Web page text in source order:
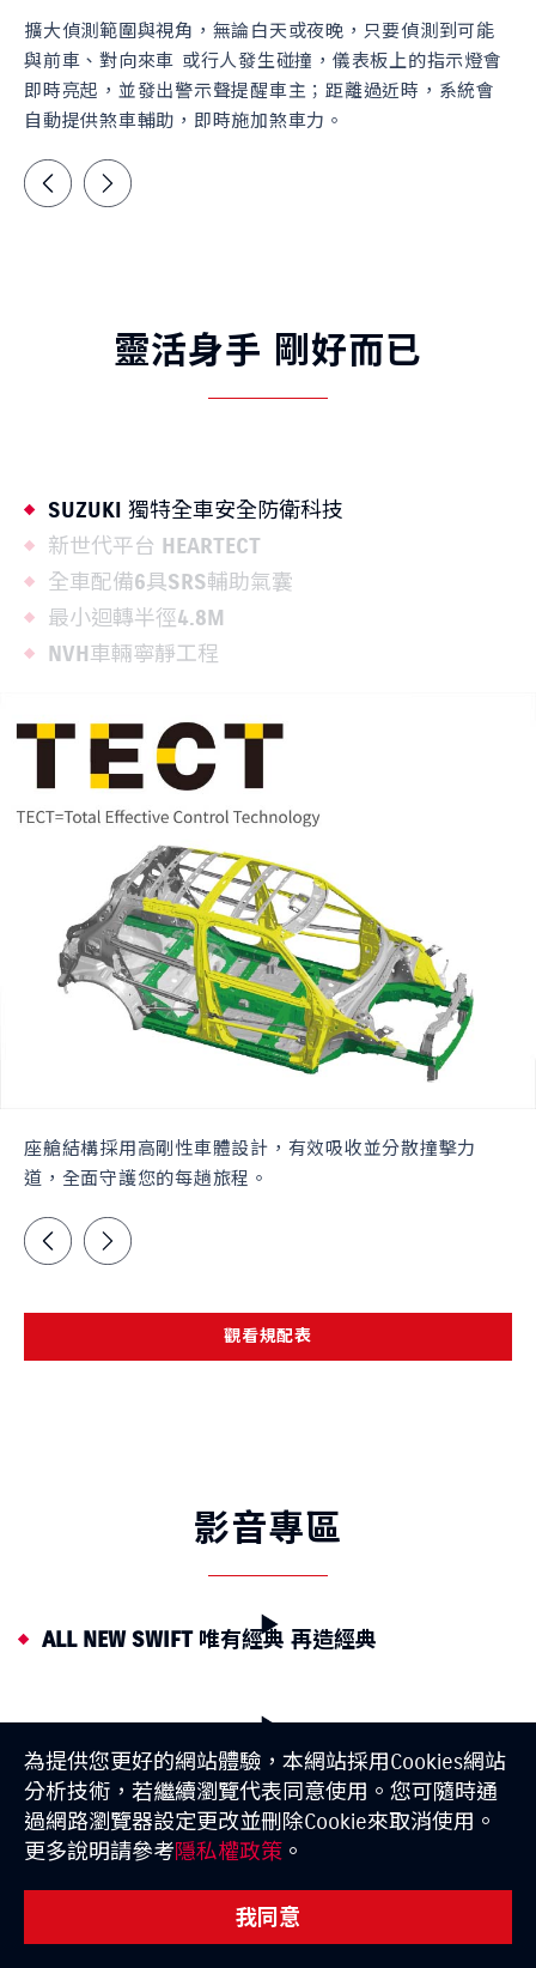
擴大偵測範圍與視角，無論白天或夜晚，只要偵測到可能
與前車、對向來車 或行人發生碰撞，儀表板上的指示燈會
即時亮起，並發出警示聲提醒車主；距離過近時，系統會
自動提供煞車輔助，即時施加煞車力。
靈活身手 剛好而已
SUZUKI 獨特全車安全防衛科技
新世代平台 HEARTECT
全車配備6具SRS輔助氣囊
最小迴轉半徑4.8M
NVH車輛寧靜工程
座艙結構採用高剛性車體設計，有效吸收並分散撞擊力
道，全面守護您的每趟旅程。
觀看規配表
影音專區
ALL NEW SWIFT 唯有經典 再造經典
立即行動
據點資訊 預約試乘
為提供您更好的網站體驗，本網站採用Cookies網站
分析技術，若繼續瀏覽代表同意使用。您可隨時通
過網路瀏覽器設定更改並刪除Cookie來取消使用。
更多說明請參考隱私權政策 。
我同意